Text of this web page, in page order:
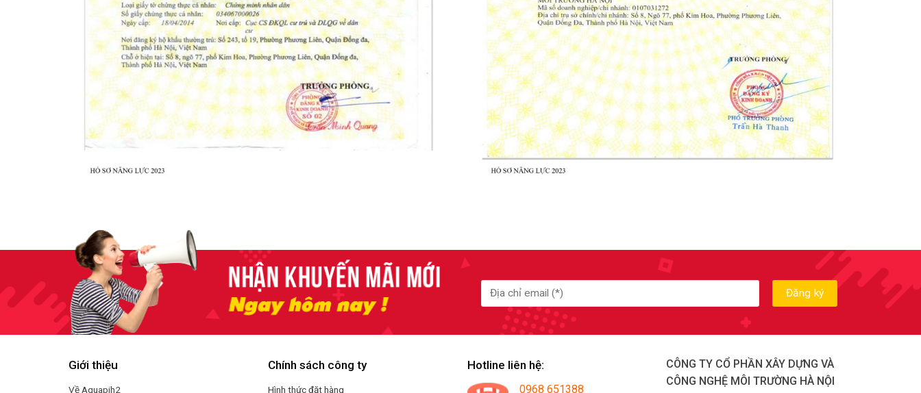
Giới thiệu
Về Aquapih2
Chính sách công ty
Hình thức đặt hàng
Hotline liên hệ:
0968 651388
CÔNG TY CỔ PHẦN XÂY DỰNG VÀ
CÔNG NGHỆ MÔI TRƯỜNG HÀ NỘI